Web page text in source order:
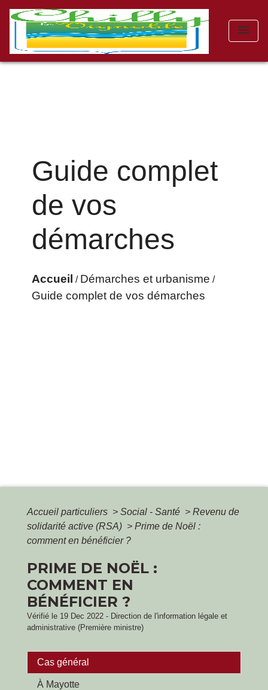
menu
Guide complet
de vos
démarches
Accueil / Démarches et urbanisme /
Guide complet de vos démarches
Accueil particuliers > Social - Santé > Revenu de
solidarité active (RSA) > Prime de Noël :
comment en bénéficier ?
PRIME DE NOËL :
COMMENT EN
BÉNÉFICIER ?
Vérifié le 19 Dec 2022 - Direction de l'information légale et
administrative (Première ministre)
Cas général
À Mayotte